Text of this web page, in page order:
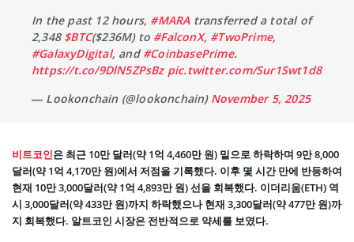
In the past 12 hours, #MARA transferred a total of
2,348 $BTC($236M) to #FalconX, #TwoPrime,
#GalaxyDigital, and #CoinbasePrime.
https://t.co/9DlN5ZPsBz pic.twitter.com/Sur1Swt1d8
— Lookonchain (@lookonchain) November 5, 2025
비트코인은 최근 10만 달러(약 1억 4,460만 원) 밑으로 하락하며 9만 8,000
달러(약 1억 4,170만 원)에서 저점을 기록했다. 이후 몇 시간 만에 반등하여
현재 10만 3,000달러(약 1억 4,893만 원) 선을 회복했다. 이더리움(ETH) 역
시 3,000달러(약 433만 원)까지 하락했으나 현재 3,300달러(약 477만 원)까
지 회복했다. 알트코인 시장은 전반적으로 약세를 보였다.